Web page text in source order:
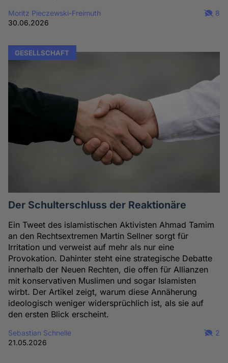
Moritz Pieczewski-Freimuth
30.06.2026
8
GESELLSCHAFT
Der Schulterschluss der Reaktionäre
Ein Tweet des islamistischen Aktivisten Ahmad Tamim
an den Rechtsextremen Martin Sellner sorgt für
Irritation und verweist auf mehr als nur eine
Provokation. Dahinter steht eine strategische Debatte
innerhalb der Neuen Rechten, die offen für Allianzen
mit konservativen Muslimen und sogar Islamisten
wirbt. Der Artikel zeigt, warum diese Annäherung
ideologisch weniger widersprüchlich ist, als sie auf
den ersten Blick erscheint.
Sebastian Schnelle
21.05.2026
2